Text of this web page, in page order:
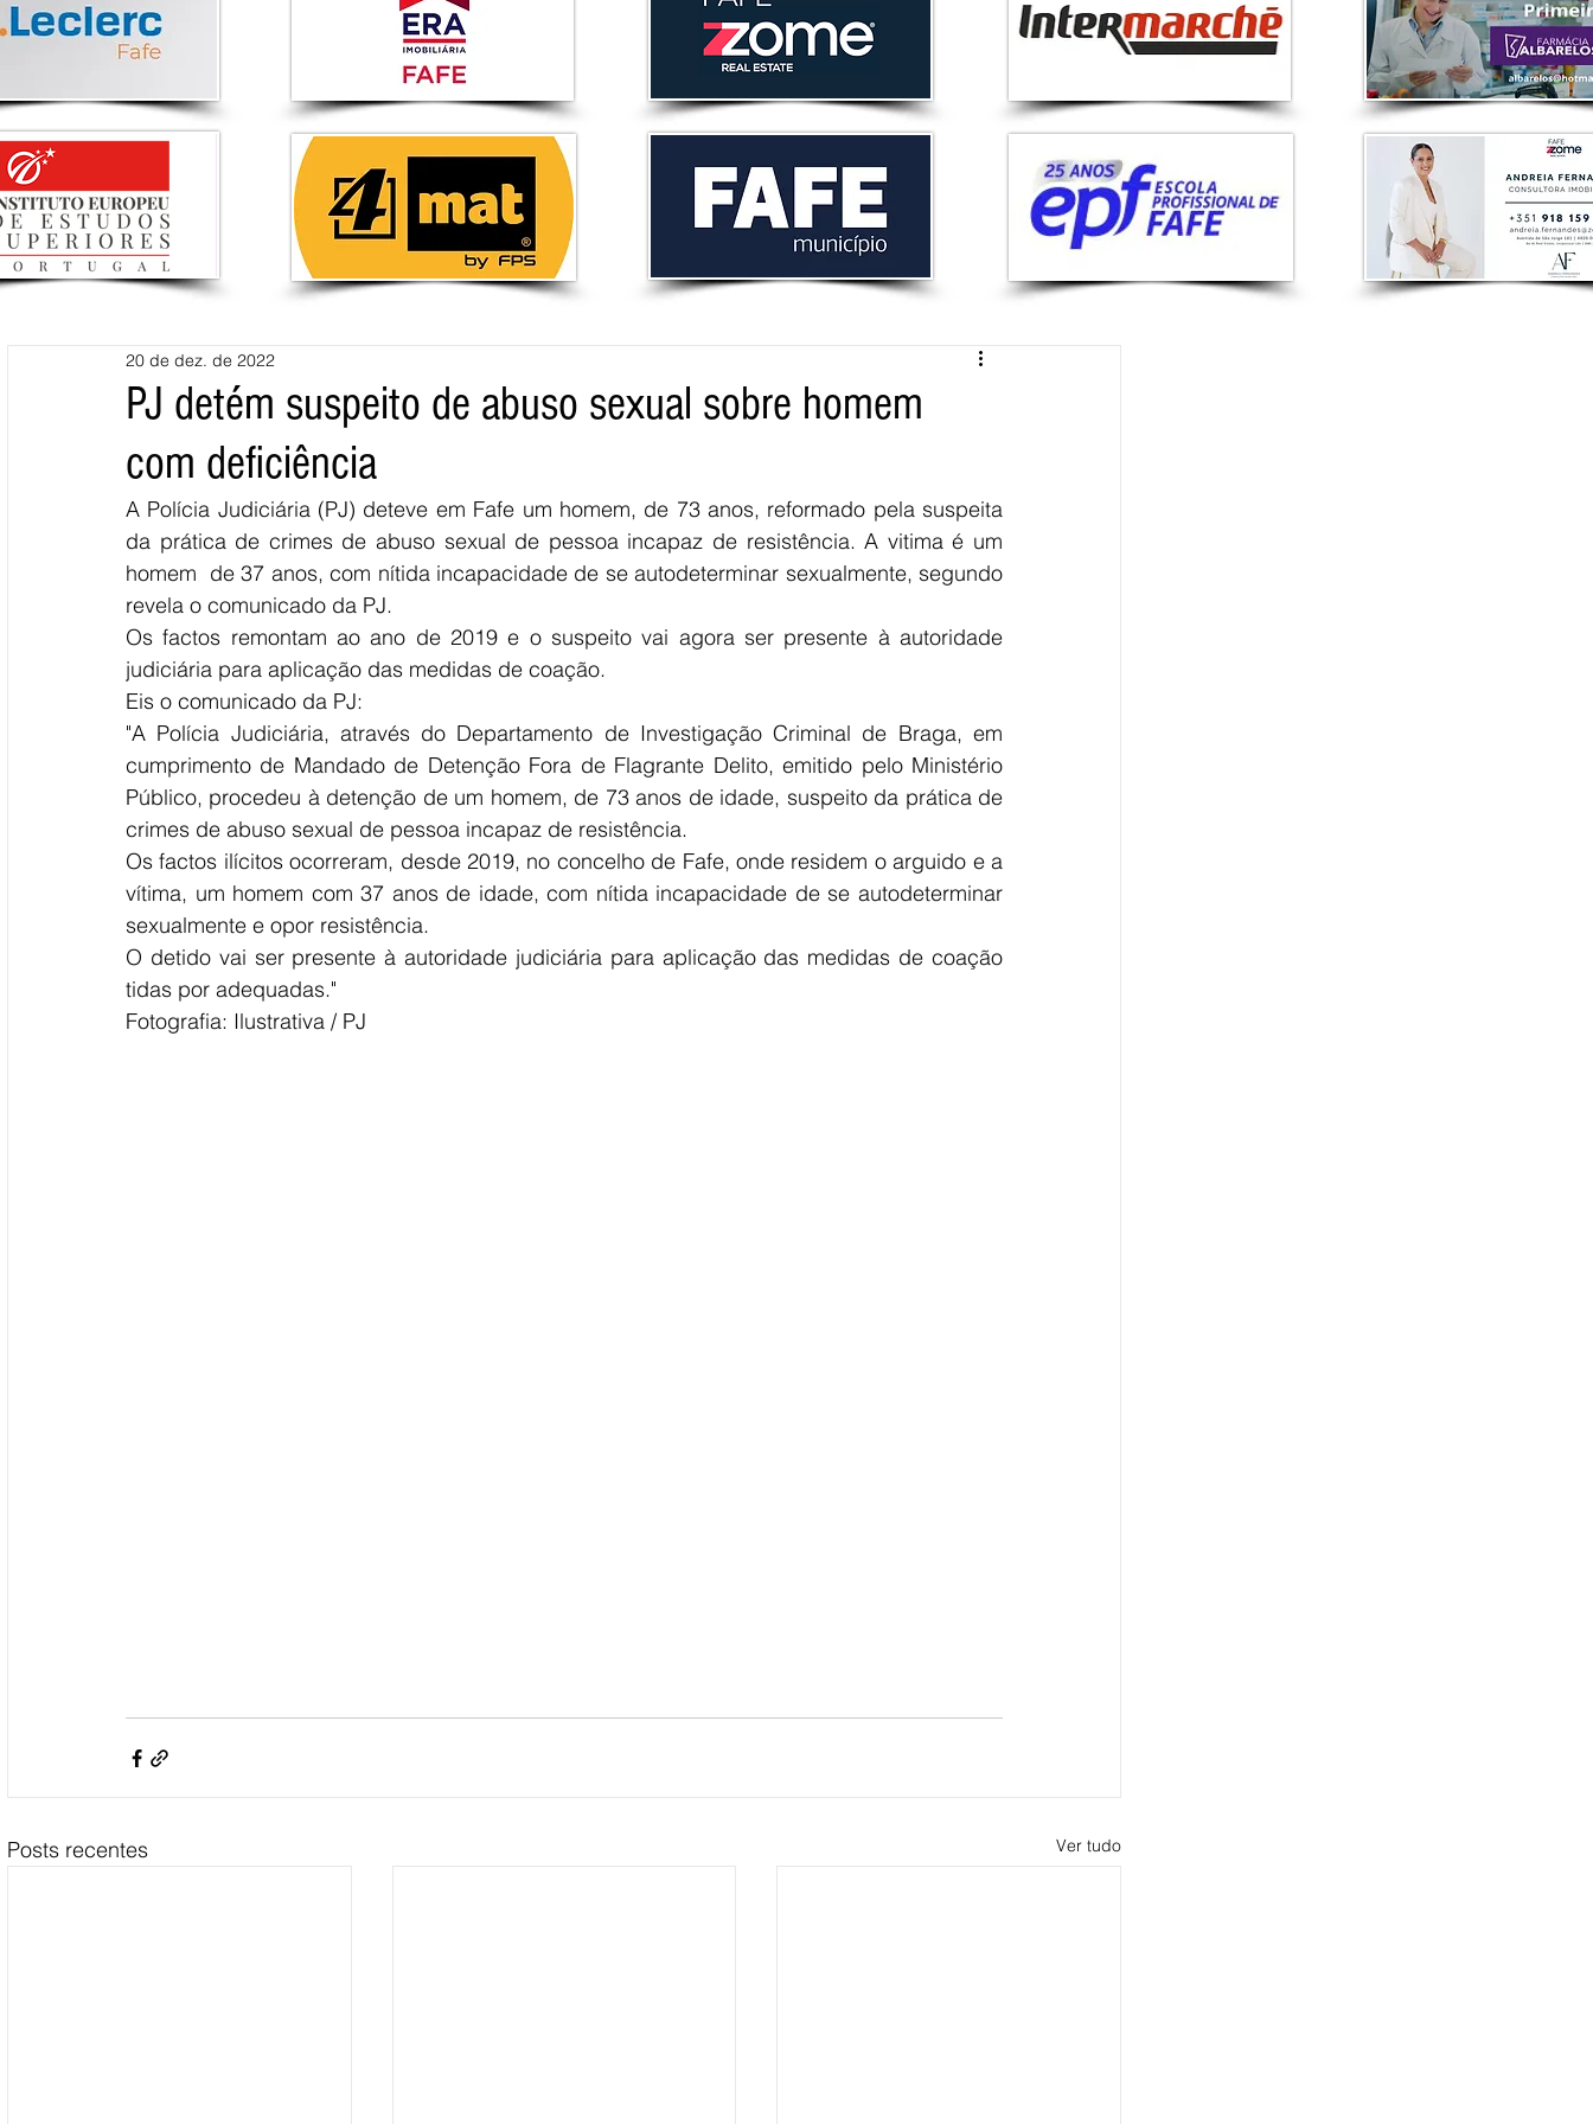
PJ detém suspeito de abuso sexual sobre homem
com deficiência
20 de dez. de 2022
A Polícia Judiciária (PJ) deteve em Fafe um homem, de 73 anos, reformado pela suspeita
da prática de crimes de abuso sexual de pessoa incapaz de resistência. A vitima é um
homem  de 37 anos, com nítida incapacidade de se autodeterminar sexualmente, segundo
revela o comunicado da PJ.
Os factos remontam ao ano de 2019 e o suspeito vai agora ser presente à autoridade
judiciária para aplicação das medidas de coação.
Eis o comunicado da PJ:
"A Polícia Judiciária, através do Departamento de Investigação Criminal de Braga, em
cumprimento de Mandado de Detenção Fora de Flagrante Delito, emitido pelo Ministério
Público, procedeu à detenção de um homem, de 73 anos de idade, suspeito da prática de
crimes de abuso sexual de pessoa incapaz de resistência.
Os factos ilícitos ocorreram, desde 2019, no concelho de Fafe, onde residem o arguido e a
vítima, um homem com 37 anos de idade, com nítida incapacidade de se autodeterminar
sexualmente e opor resistência.
O detido vai ser presente à autoridade judiciária para aplicação das medidas de coação
tidas por adequadas."
Fotografia: Ilustrativa / PJ
Posts recentes Ver tudo